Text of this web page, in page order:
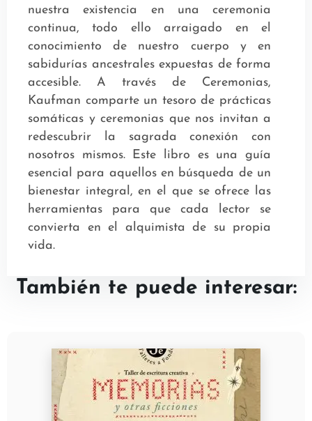
nuestra existencia en una ceremonia
continua, todo ello arraigado en el
conocimiento de nuestro cuerpo y en
sabidurías ancestrales expuestas de forma
accesible. A través de Ceremonias,
Kaufman comparte un tesoro de prácticas
somáticas y ceremonias que nos invitan a
redescubrir la sagrada conexión con
nosotros mismos. Este libro es una guía
esencial para aquellos en búsqueda de un
bienestar integral, en el que se ofrece las
herramientas para que cada lector se
convierta en el alquimista de su propia
vida.
También te puede interesar: